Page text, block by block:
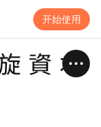
开始使用